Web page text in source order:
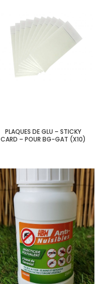
PLAQUES DE GLU – STICKY
CARD – POUR BG-GAT (X10)